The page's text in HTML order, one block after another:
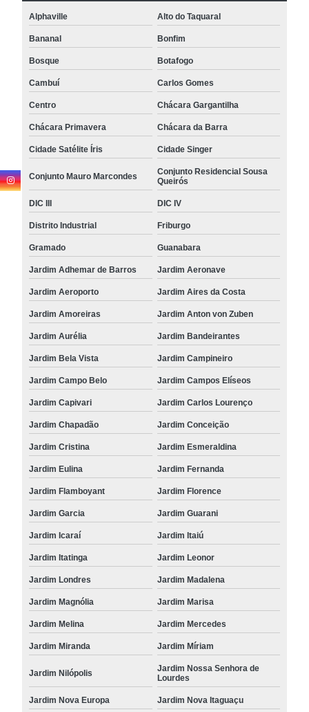
Alphaville Alto do Taquaral
Bananal Bonfim
Bosque Botafogo
Cambuí Carlos Gomes
Centro Chácara Gargantilha
Chácara Primavera Chácara da Barra
Cidade Satélite Íris Cidade Singer
Conjunto Mauro Marcondes
Conjunto Residencial Sousa
Queirós
DIC III DIC IV
Distrito Industrial Friburgo
Gramado Guanabara
Jardim Adhemar de Barros Jardim Aeronave
Jardim Aeroporto Jardim Aires da Costa
Jardim Amoreiras Jardim Anton von Zuben
Jardim Aurélia Jardim Bandeirantes
Jardim Bela Vista Jardim Campineiro
Jardim Campo Belo Jardim Campos Elíseos
Jardim Capivari Jardim Carlos Lourenço
Jardim Chapadão Jardim Conceição
Jardim Cristina Jardim Esmeraldina
Jardim Eulina Jardim Fernanda
Jardim Flamboyant Jardim Florence
Jardim Garcia Jardim Guarani
Jardim Icaraí Jardim Itaiú
Jardim Itatinga Jardim Leonor
Jardim Londres Jardim Madalena
Jardim Magnólia Jardim Marisa
Jardim Melina Jardim Mercedes
Jardim Miranda Jardim Míriam
Jardim Nilópolis
Jardim Nossa Senhora de
Lourdes
Jardim Nova Europa Jardim Nova Itaguaçu